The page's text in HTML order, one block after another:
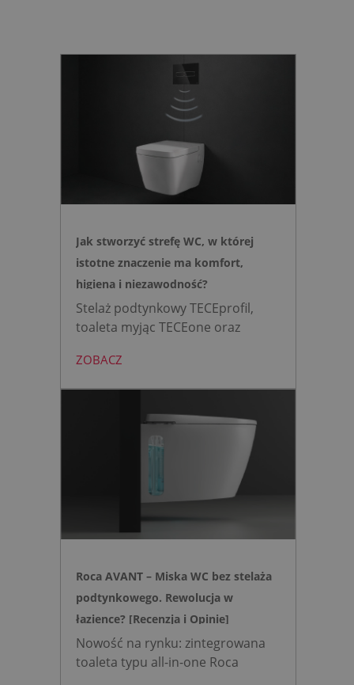
Jak stworzyć strefę WC, w której
istotne znaczenie ma komfort,
higiena i niezawodność?
Stelaż podtynkowy TECEprofil,
toaleta myjąc TECEone oraz
mini to zestaw, który warto
wybrać, gdy zależy nam na
bezpiecznej strefie WC. Zamiast
skomplikowanej i podatnej na
działającą w oparciu o ciśnienie
wody oraz elegancki, szklany
przycisk uruchamiany gestem.
ZOBACZ
Roca AVANT – Miska WC bez stelaża
podtynkowego. Rewolucja w
łazience? [Recenzja i Opinie]
Nowość na rynku: zintegrowana
toaleta typu all-in-one Roca